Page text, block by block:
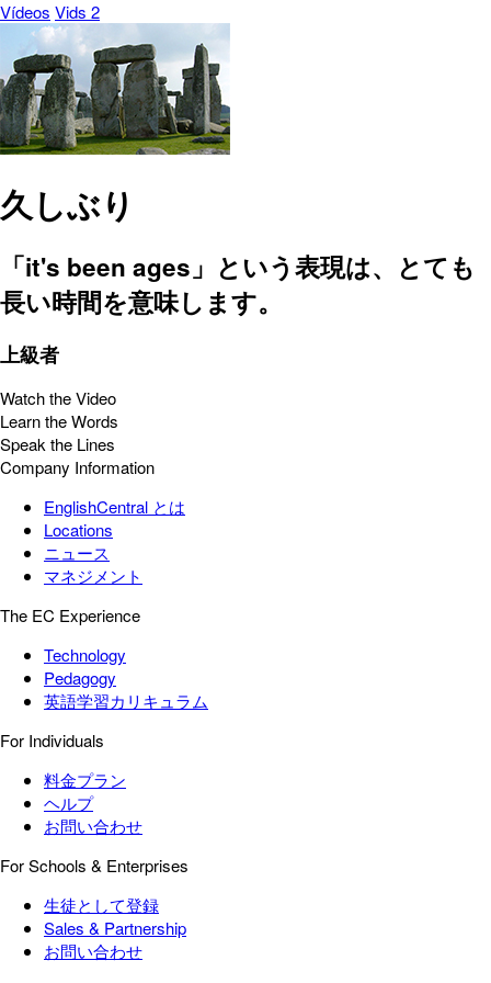
Vídeos Vids 2
久しぶり
「it's been ages」という表現は、とても
長い時間を意味します。
上級者
Watch the Video
Learn the Words
Speak the Lines
Company Information
EnglishCentral とは
Locations
ニュース
マネジメント
The EC Experience
Technology
Pedagogy
英語学習カリキュラム
For Individuals
料金プラン
ヘルプ
お問い合わせ
For Schools & Enterprises
生徒として登録
Sales & Partnership
お問い合わせ